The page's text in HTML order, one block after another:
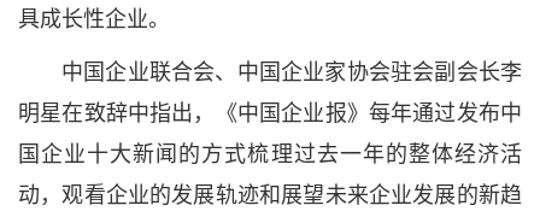
具成长性企业。
中国企业联合会、中国企业家协会驻会副会长李
明星在致辞中指出，《中国企业报》每年通过发布中
国企业十大新闻的方式梳理过去一年的整体经济活
动，观看企业的发展轨迹和展望未来企业发展的新趋